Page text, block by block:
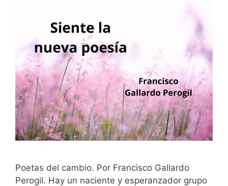
Poetas del cambio. Por Francisco Gallardo
Perogil. Hay un naciente y esperanzador grupo